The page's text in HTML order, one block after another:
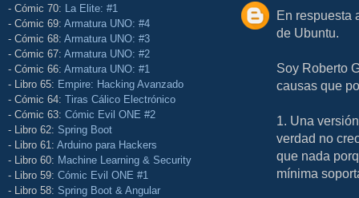
- Cómic 70: La Elite: #1
- Cómic 69: Armatura UNO: #4
- Cómic 68: Armatura UNO: #3
- Cómic 67: Armatura UNO: #2
- Cómic 66: Armatura UNO: #1
- Libro 65: Empire: Hacking Avanzado
- Cómic 64: Tiras Cálico Electrónico
- Cómic 63: Cómic Evil ONE #2
- Libro 62: Spring Boot
- Libro 61: Arduino para Hackers
- Libro 60: Machine Learning & Security
- Libro 59: Cómic Evil ONE #1
- Libro 58: Spring Boot & Angular
En respuesta
de Ubuntu.
Soy Roberto
causas que
1. Una
verdad no
que nada
mínima